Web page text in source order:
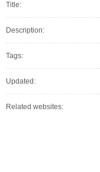
Title:
Description:
Tags:
Updated:
Related websites: